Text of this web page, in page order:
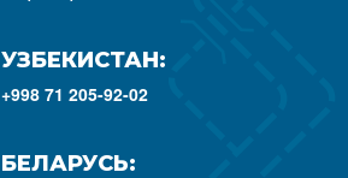
УЗБЕКИСТАН:
+998 71 205-92-02
БЕЛАРУСЬ: